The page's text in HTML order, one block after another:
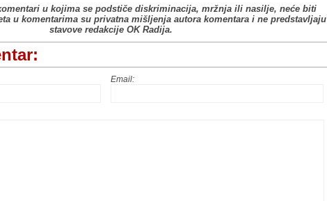
u kojima se podstiče diskriminacija, mržnja ili nasilje, neće biti
u komentarima su privatna mišljenja autora komentara i ne predstavljaju
stavove redakcije OK Radija.
Email: